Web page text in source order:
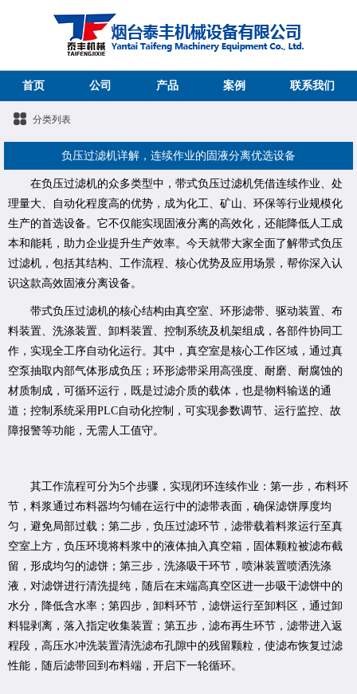
首页 公司 产品 案例 联系我们
分类列表
负压过滤机详解，连续作业的固液分离优选设备
在负压过滤机的众多类型中，带式负压过滤机凭借连续作业、处
理量大、自动化程度高的优势，成为化工、矿山、环保等行业规模化
生产的首选设备。它不仅能实现固液分离的高效化，还能降低人工成
本和能耗，助力企业提升生产效率。今天就带大家全面了解带式负压
过滤机，包括其结构、工作流程、核心优势及应用场景，帮你深入认
识这款高效固液分离设备。
带式负压过滤机的核心结构由真空室、环形滤带、驱动装置、布
料装置、洗涤装置、卸料装置、控制系统及机架组成，各部件协同工
作，实现全工序自动化运行。其中，真空室是核心工作区域，通过真
空泵抽取内部气体形成负压；环形滤带采用高强度、耐磨、耐腐蚀的
材质制成，可循环运行，既是过滤介质的载体，也是物料输送的通
道；控制系统采用PLC自动化控制，可实现参数调节、运行监控、故
障报警等功能，无需人工值守。
其工作流程可分为5个步骤，实现闭环连续作业：第一步，布料环
节，料浆通过布料器均匀铺在运行中的滤带表面，确保滤饼厚度均
匀，避免局部过载；第二步，负压过滤环节，滤带载着料浆运行至真
空室上方，负压环境将料浆中的液体抽入真空箱，固体颗粒被滤布截
留，形成均匀的滤饼；第三步，洗涤吸干环节，喷淋装置喷洒洗涤
液，对滤饼进行清洗提纯，随后在末端高真空区进一步吸干滤饼中的
水分，降低含水率；第四步，卸料环节，滤饼运行至卸料区，通过卸
料辊剥离，落入指定收集装置；第五步，滤布再生环节，滤带进入返
程段，高压水冲洗装置清洗滤布孔隙中的残留颗粒，使滤布恢复过滤
性能，随后滤带回到布料端，开启下一轮循环。